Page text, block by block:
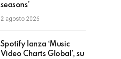
seasons’
2 agosto 2026
Spotify lanza ‘Music
Video Charts Global’, su